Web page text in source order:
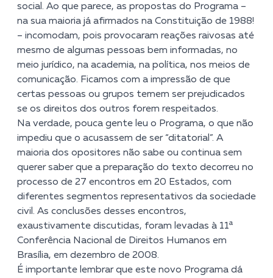
social. Ao que parece, as propostas do Programa –
na sua maioria já afirmados na Constituição de 1988!
– incomodam, pois provocaram reações raivosas até
mesmo de algumas pessoas bem informadas, no
meio jurídico, na academia, na política, nos meios de
comunicação. Ficamos com a impressão de que
certas pessoas ou grupos temem ser prejudicados
se os direitos dos outros forem respeitados.
Na verdade, pouca gente leu o Programa, o que não
impediu que o acusassem de ser “ditatorial”. A
maioria dos opositores não sabe ou continua sem
querer saber que a preparação do texto decorreu no
processo de 27 encontros em 20 Estados, com
diferentes segmentos representativos da sociedade
civil. As conclusões desses encontros,
exaustivamente discutidas, foram levadas à 11ª
Conferência Nacional de Direitos Humanos em
Brasília, em dezembro de 2008.
É importante lembrar que este novo Programa dá